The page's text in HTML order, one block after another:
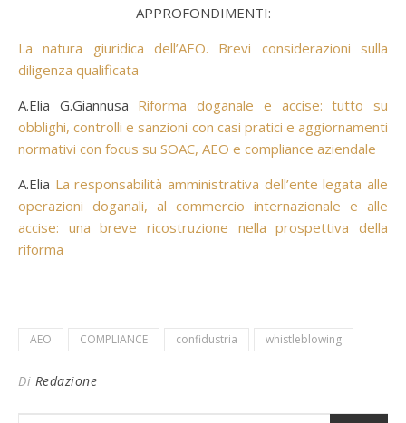
APPROFONDIMENTI:
La natura giuridica dell’AEO. Brevi considerazioni sulla
diligenza qualificata
A.Elia G.Giannusa Riforma doganale e accise: tutto su
obblighi, controlli e sanzioni con casi pratici e aggiornamenti
normativi con focus su SOAC, AEO e compliance aziendale
A.Elia La responsabilità amministrativa dell’ente legata alle
operazioni doganali, al commercio internazionale e alle
accise: una breve ricostruzione nella prospettiva della
riforma
AEO COMPLIANCE confidustria whistleblowing
Di Redazione